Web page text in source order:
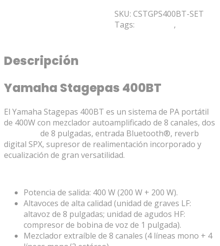
SKU: CSTGPS400BT-SET
Tags:
,
Descripción
Yamaha Stagepas 400BT
El Yamaha Stagepas 400BT es un sistema de PA portátil
de 400W con mezclador autoamplificado de 8 canales, dos
de 8 pulgadas, entrada Bluetooth®, reverb
digital SPX, supresor de realimentación incorporado y
ecualización de gran versatilidad.
Potencia de salida: 400 W (200 W + 200 W).
Altavoces de alta calidad (unidad de graves LF:
altavoz de 8 pulgadas; unidad de agudos HF:
compresor de bobina de voz de 1 pulgada).
Mezclador extraíble de 8 canales (4 líneas mono + 4